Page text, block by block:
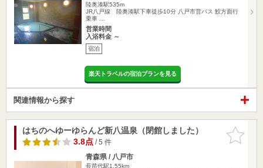
陸奥湊駅535m
JR八戸線 陸奥湊駅下車徒歩10分 八戸市営バス 鮫方面行
乗車 …
営業時間
入浴料金 ～
宿泊
楽天トラベルの宿泊プランを見る
関連情報から探す
お気に入
りに追加
はちのへゆーゆらんど新八温泉（閉館しました）
3.8点/ 5 件
青森県 / 八戸市
長苗代駅1.55km